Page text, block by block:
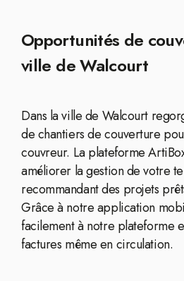
Opportunités de
ville de Walcourt
Dans la ville de Walcourt
de chantiers de couverture
couvreur. La plateforme
améliorer la gestion de votre
recommandant des projets
Grâce à notre application
facilement à notre plateforme
factures même en circulation.